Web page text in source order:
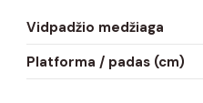
Vidpadžio medžiaga
Platforma / padas (cm)